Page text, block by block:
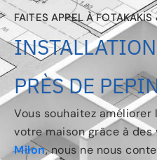
FAITES APPEL À
PRÈS DE
Vous souhaitez
votre maison grâce à des
Milon, nous ne nous